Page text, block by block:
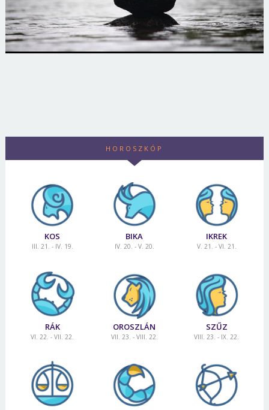
HOROSZKÓP
KOS
III. 21. - IV. 19.
BIKA
IV. 20. - V. 20.
IKREK
V. 21. - VI. 21.
RÁK
VI. 22. - VII. 22.
OROSZLÁN
VII. 23. - VIII. 22.
SZŰZ
VIII. 23. - IX. 22.